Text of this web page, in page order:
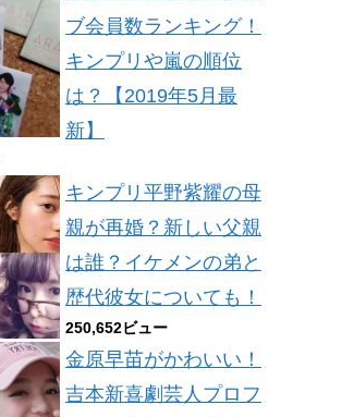
ブ会員数ランキング！
キンプリや嵐の順位
は？【2019年5月最
新】
キンプリ平野紫耀の母
親が再婚？新しい父親
は誰？イケメンの弟と
歴代彼女についても！
250,652ビュー
金原早苗がかわいい！
吉本新喜劇芸人プロフ